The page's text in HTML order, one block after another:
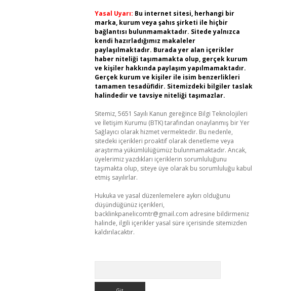
Yasal Uyarı: Bu internet sitesi, herhangi bir
marka, kurum veya şahıs şirketi ile hiçbir
bağlantısı bulunmamaktadır. Sitede yalnızca
kendi hazırladığımız makaleler
paylaşılmaktadır. Burada yer alan içerikler
haber niteliği taşımamakta olup, gerçek kurum
ve kişiler hakkında paylaşım yapılmamaktadır.
Gerçek kurum ve kişiler ile isim benzerlikleri
tamamen tesadüfidir. Sitemizdeki bilgiler taslak
halindedir ve tavsiye niteliği taşımazlar.
Sitemiz, 5651 Sayılı Kanun gereğince Bilgi Teknolojileri
ve İletişim Kurumu (BTK) tarafından onaylanmış bir Yer
Sağlayıcı olarak hizmet vermektedir. Bu nedenle,
sitedeki içerikleri proaktif olarak denetleme veya
araştırma yükümlülüğümüz bulunmamaktadır. Ancak,
üyelerimiz yazdıkları içeriklerin sorumluluğunu
taşımakta olup, siteye üye olarak bu sorumluluğu kabul
etmiş sayılırlar.
Hukuka ve yasal düzenlemelere aykırı olduğunu
düşündüğünüz içerikleri,
backlinkpanelicomtr@gmail.com adresine bildirmeniz
halinde, ilgili içerikler yasal süre içerisinde sitemizden
kaldırılacaktır.